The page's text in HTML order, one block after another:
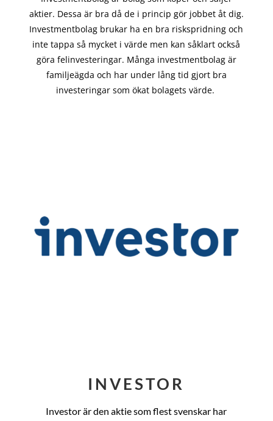
aktier. Dessa är bra då de i princip görjobbet åt dig.
Investmentbolag brukar ha en bra riskspridning och
inte tappa så mycket i värde men kan såklart också
göra felinvesteringar. Många investmentbolag är
familjeägda och har under lång tid gjort bra
investeringar som ökat bolagets värde.
INVESTOR
Investor är den aktie som flest svenskar har